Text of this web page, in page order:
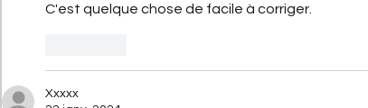
C'est quelque chose de facile à corriger.
Xxxxx